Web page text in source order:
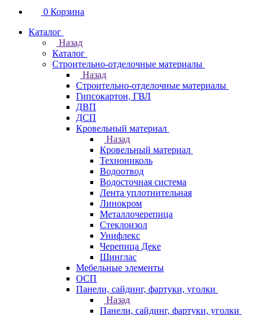
0 Корзина
Каталог
Назад
Каталог
Строительно-отделочные материалы
Назад
Строительно-отделочные материалы
Гипсокартон, ГВЛ
ДВП
ДСП
Кровельный материал
Назад
Кровельный материал
Технониколь
Водоотвод
Водосточная система
Лента уплотнительная
Линокром
Металлочерепица
Стеклоизол
Унифлекс
Черепица Деке
Шинглас
Мебельные элементы
ОСП
Панели, сайдинг, фартуки, уголки
Назад
Панели, сайдинг, фартуки, уголки